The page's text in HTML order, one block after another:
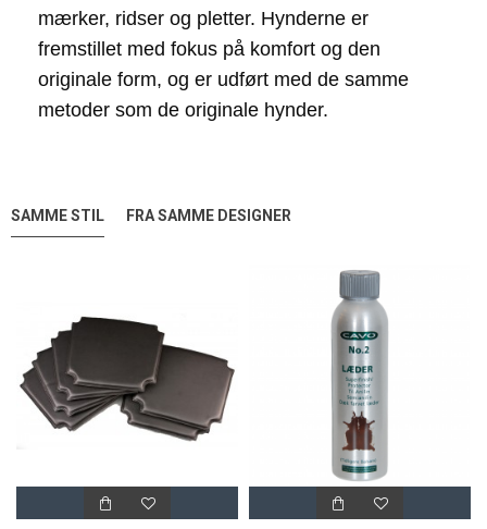
mærker, ridser og pletter. Hynderne er
fremstillet med fokus på komfort og den
originale form, og er udført med de samme
metoder som de originale hynder.
SAMME STIL FRA SAMME DESIGNER